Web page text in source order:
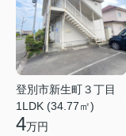
登別市新生町３丁目
1LDK (34.77㎡)
4万円